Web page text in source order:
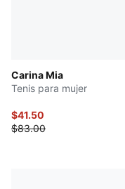
Carina Mia
Tenis para mujer
$41.50
$83.00